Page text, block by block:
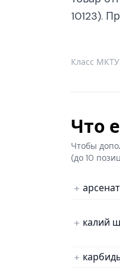
10123).
Класс МКТУ:
Что
Чтобы
(до 10
калий